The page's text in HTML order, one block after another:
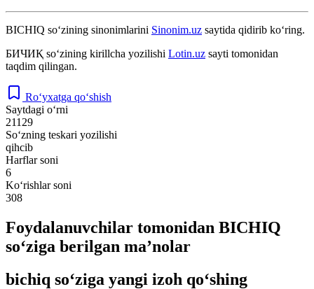
BICHIQ so‘zining sinonimlarini Sinonim.uz saytida qidirib ko‘ring.
БИЧИҚ so‘zining kirillcha yozilishi Lotin.uz sayti tomonidan
taqdim qilingan.
Ro‘yxatga qo‘shish
Saytdagi o‘rni
21129
So‘zning teskari yozilishi
qihcib
Harflar soni
6
Ko‘rishlar soni
308
Foydalanuvchilar tomonidan BICHIQ
so‘ziga berilgan ma’nolar
bichiq so‘ziga yangi izoh qo‘shing